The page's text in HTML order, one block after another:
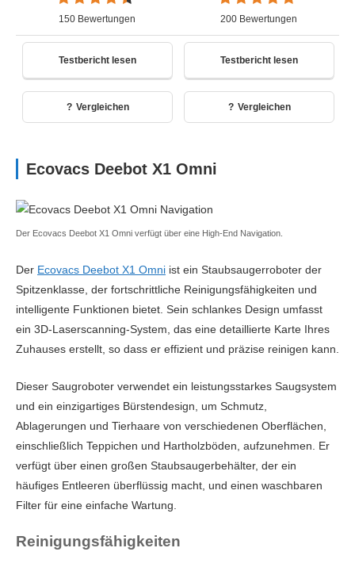
150 Bewertungen 200 Bewertungen
Testbericht lesen
Vergleichen
Testbericht lesen
Vergleichen
Ecovacs Deebot X1 Omni
Der Ecovacs Deebot X1 Omni verfügt über eine High-End Navigation.
Der Ecovacs Deebot X1 Omni ist ein Staubsaugerroboter der
Spitzenklasse, der fortschrittliche Reinigungsfähigkeiten und
intelligente Funktionen bietet. Sein schlankes Design umfasst
ein 3D-Laserscanning-System, das eine detaillierte Karte Ihres
Zuhauses erstellt, so dass er effizient und präzise reinigen kann.
Dieser Saugroboter verwendet ein leistungsstarkes Saugsystem
und ein einzigartiges Bürstendesign, um Schmutz,
Ablagerungen und Tierhaare von verschiedenen Oberflächen,
einschließlich Teppichen und Hartholzböden, aufzunehmen. Er
verfügt über einen großen Staubsaugerbehälter, der ein
häufiges Entleeren überflüssig macht, und einen waschbaren
Filter für eine einfache Wartung.
Reinigungsfähigkeiten